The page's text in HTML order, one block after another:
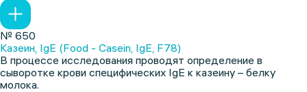
№ 650
Казеин, IgE (Food - Casein, IgE, F78)
В процессе исследования проводят определение в
сыворотке крови специфических IgE к казеину – белку
молока.